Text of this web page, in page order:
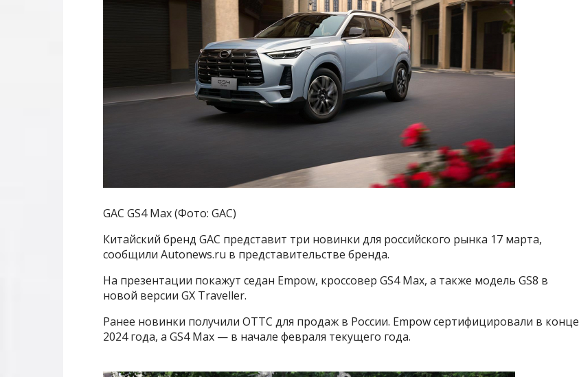
GAC GS4 Max (Фото: GAC)
Китайский бренд GAC представит три новинки для российского рынка 17 марта,
сообщили Autonews.ru в представительстве бренда.
На презентации покажут седан Empow, кроссовер GS4 Max, а также модель GS8 в
новой версии GX Traveller.
Ранее новинки получили ОТТС для продаж в России. Empow сертифицировали в конце
2024 года, а GS4 Max — в начале февраля текущего года.